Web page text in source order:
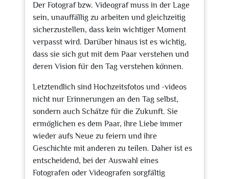
Der Fotograf bzw. Videograf muss in der Lage
sein, unauffällig zu arbeiten und gleichzeitig
sicherzustellen, dass kein wichtiger Moment
verpasst wird. Darüber hinaus ist es wichtig,
dass sie sich gut mit dem Paar verstehen und
deren Vision für den Tag verstehen können.
Letztendlich sind Hochzeitsfotos und -videos
nicht nur Erinnerungen an den Tag selbst,
sondern auch Schätze für die Zukunft. Sie
ermöglichen es dem Paar, ihre Liebe immer
wieder aufs Neue zu feiern und ihre
Geschichte mit anderen zu teilen. Daher ist es
entscheidend, bei der Auswahl eines
Fotografen oder Videografen sorgfältig